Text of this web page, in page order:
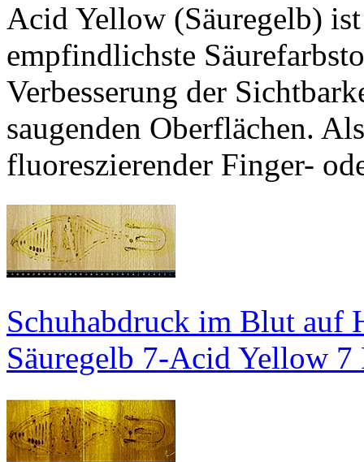
Acid Yellow (Säuregelb)
empfindlichste
Verbesserung der
saugenden Oberflächen.
fluoreszierender Finger-
Schuhabdruck im Blut auf
Säuregelb 7-Acid Yellow 7